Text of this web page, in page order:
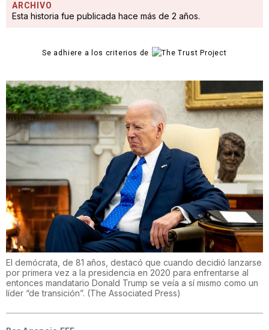
ARCHIVO
Esta historia fue publicada hace más de 2 años.
Se adhiere a los criterios de
El demócrata, de 81 años, destacó que cuando decidió lanzarse
por primera vez a la presidencia en 2020 para enfrentarse al
entonces mandatario Donald Trump se veía a sí mismo como un
líder “de transición”. (The Associated Press)